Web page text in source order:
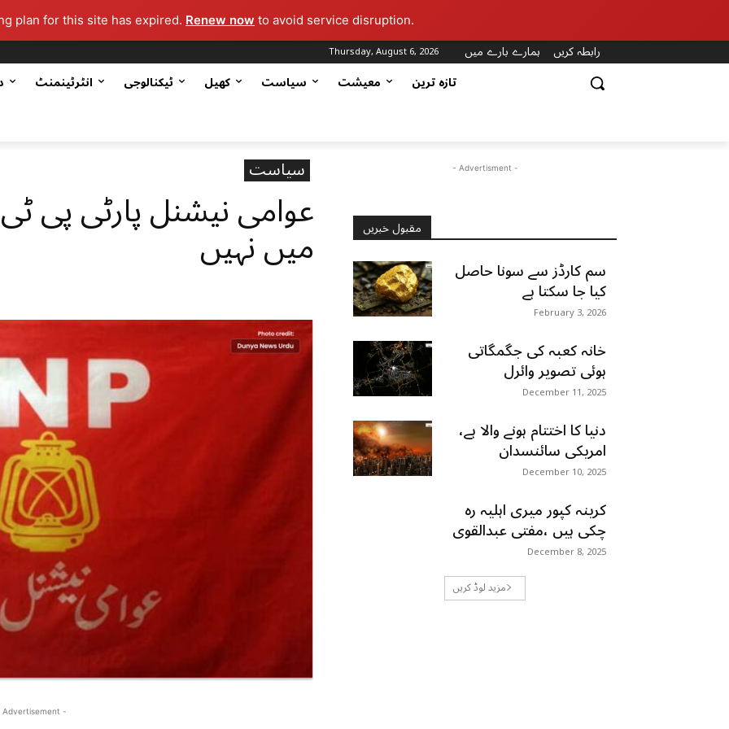
plan for this site has expired. Renew now to avoid service disruption.
Thursday, August 6, 2026 ہمارے بارے میں
رابطہ کریں
انٹرٹینمنٹ ٹیکنالوجی کھیل سیاست معیشت تازہ ترین
سیاست
عوامی نیشنل پارٹی پی
میں نہیں
-
- Advertisment -
مقبول خبریں
سم کارڈز سے سونا حاصل
کیا جا سکتا ہے
February 3, 2026
خانہ کعبہ کی جگمگاتی
ہوئی تصویر وائرل
December 11, 2025
دنیا کا اختتام ہونے والا ہے،
امریکی سائنسدان
December 10, 2025
کرینہ کپور میری اہلیہ رہ
چکی ہیں ،مفتی عبدالقوی
December 8, 2025
مزید لوڈ کریں